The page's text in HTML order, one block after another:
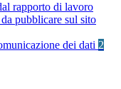
rapporto di lavoro
pubblicare sul sito
dei dati 2